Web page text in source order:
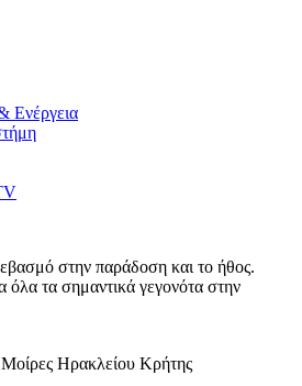
Ενέργεια
στην παράδοση και το ήθος.
όλα τα σημαντικά γεγονότα στην
Ηρακλείου Κρήτης